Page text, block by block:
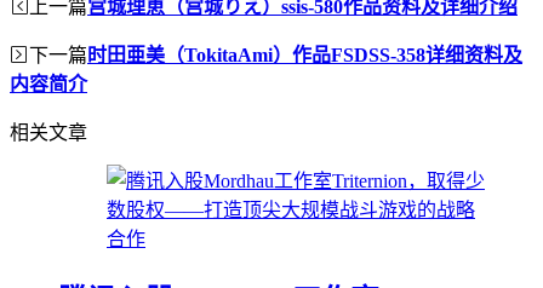
上一篇宫城理恵（宫城りえ）ssis-580作品资料及详细介绍
下一篇 时田亜美（TokitaAmi）作品FSDSS-358详细资料及
内容简介
相关文章